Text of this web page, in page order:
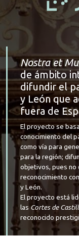
Nostra et
de ámbito
difundir el
y León que
fuera de
El proyecto se
conocimiento del
como vía para
para la región;
objetivos, pues no
reconocimiento
y León.
El proyecto está
lasCortes de
reconocido